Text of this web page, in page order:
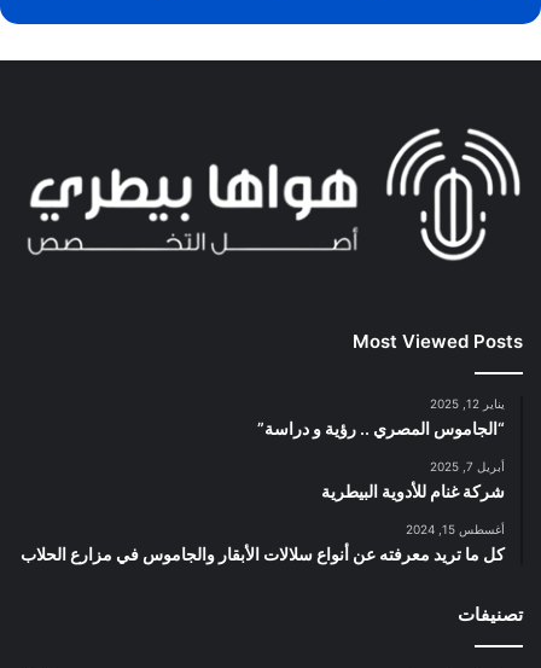
Most Viewed Posts
يناير 12, 2025
“الجاموس المصري .. رؤية و دراسة”
أبريل 7, 2025
شركة غنام للأدوية البيطرية
أغسطس 15, 2024
كل ما تريد معرفته عن أنواع سلالات الأبقار والجاموس في مزارع الحلاب
تصنيفات